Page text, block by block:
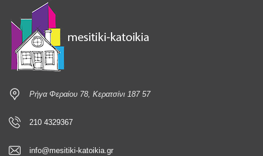
Ρήγα Φεραίου 78, Κερατσίνι 187 57
210 4329367
info@mesitiki-katoikia.gr